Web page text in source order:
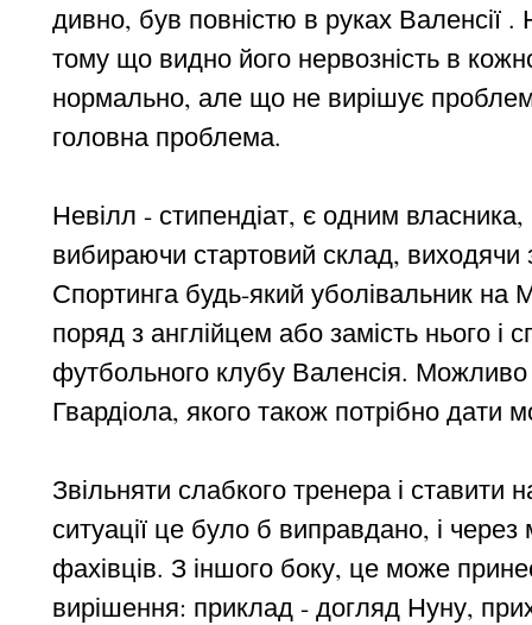
дивно, був повністю в руках Валенсії
тому що видно його нервозність в
нормально, але що не вирішує
головна проблема.
Невілл - стипендіат, є одним власника,
вибираючи стартовий склад, виходячи
Спортинга будь-який уболівальник на
поряд з англійцем або замість нього
футбольного клубу Валенсія.
Гвардіола, якого також потрібно дати
Звільняти слабкого тренера і ставити
ситуації це було б виправдано, і
фахівців. З іншого боку, це може
вирішення: приклад - догляд Нуну,